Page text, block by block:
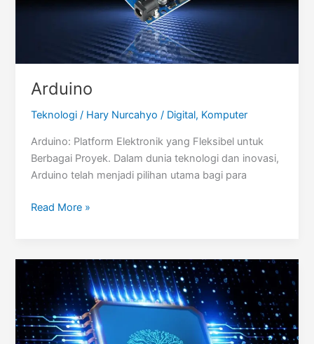
Arduino
Teknologi / Hary Nurcahyo/ Digital, Komputer
Arduino: Platform Elektronik yang Fleksibel untuk
Berbagai Proyek. Dalam dunia teknologi dan inovasi,
Arduino telah menjadi pilihan utama bagi para
Arduino
Read More »